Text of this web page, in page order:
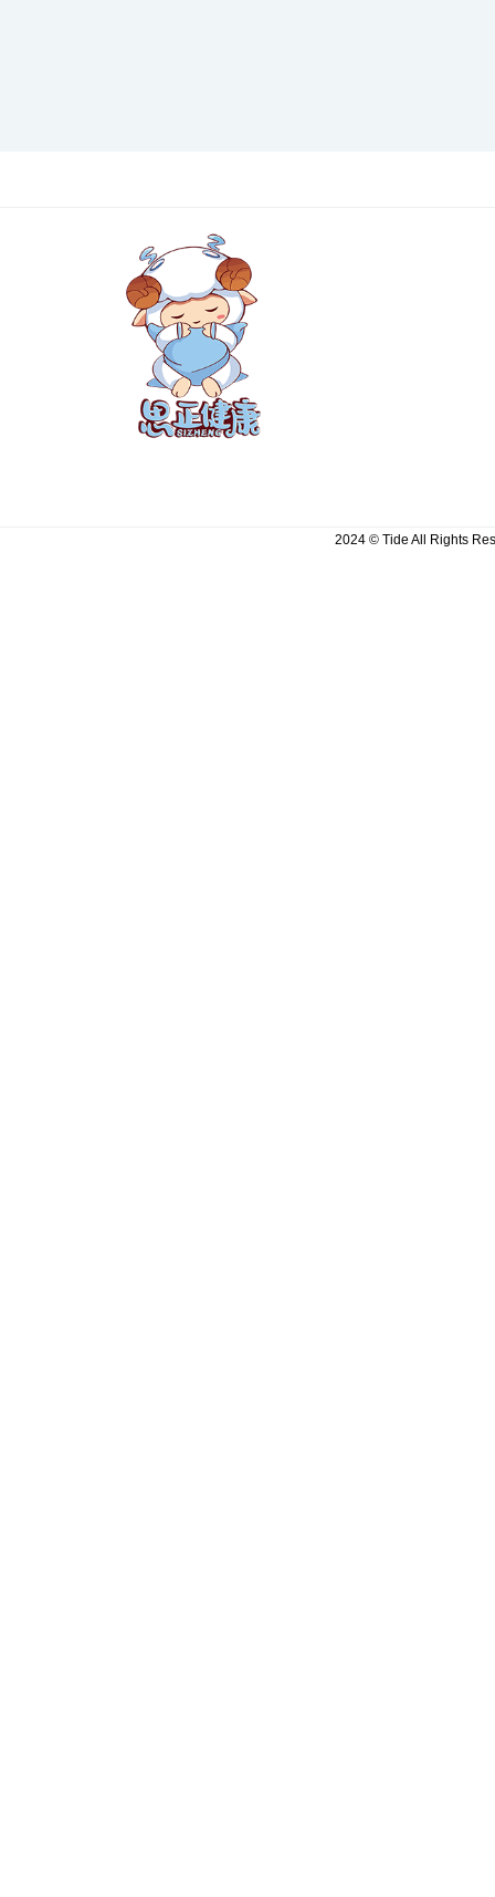
2024 © Tide All Rights